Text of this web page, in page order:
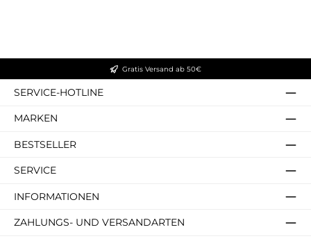
Gratis Versand ab 50€
SERVICE-HOTLINE
MARKEN
BESTSELLER
SERVICE
INFORMATIONEN
ZAHLUNGS- UND VERSANDARTEN